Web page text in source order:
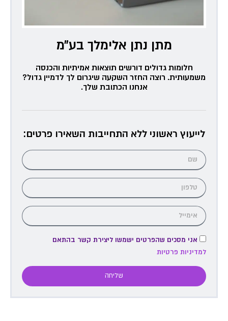
מתן נתן אלימלך בע״מ
חלומות גדולים דורשים תוצאות אמיתיות והכנסה
משמעותית. רוצה החזר השקעה שיגרום לך לדמיין גדול?
אנחנו הכתובת שלך.
לייעוץ ראשוני ללא התחייבות השאירו פרטים:
אני מסכים שהפרטים ישמשו ליצירת קשר בהתאם
למדיניות פרטיות
שליחה